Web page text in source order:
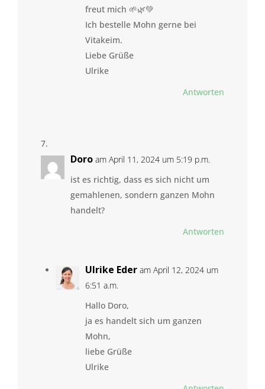
freut mich 🌱🌿💚
Ich bestelle Mohn gerne bei
Vitakeim.
Liebe Grüße
Ulrike
Antworten
Doro am April 11, 2024 um 5:19 p.m.
ist es richtig, dass es sich nicht um
gemahlenen, sondern ganzen Mohn
handelt?
Antworten
Ulrike Eder am April 12, 2024 um
6:51 a.m.
Hallo Doro,
ja es handelt sich um ganzen
Mohn,
liebe Grüße
Ulrike